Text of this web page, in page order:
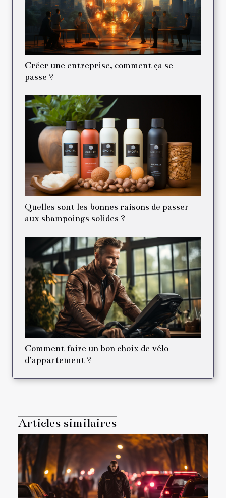
Créer une entreprise, comment ça se
passe ?
Quelles sont les bonnes raisons de passer
aux shampoings solides ?
Comment faire un bon choix de vélo
d’appartement ?
Articles similaires